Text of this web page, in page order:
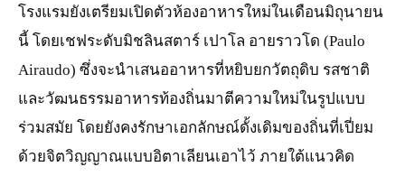
โรงแรมยังเตรียมเปิดตัวห้องอาหารใหม่ในเดือนมิถุนายน
นี้ โดยเชฟระดับมิชลินสตาร์ เปาโล อายราวโด (Paulo
Airaudo) ซึ่งจะนำเสนออาหารที่หยิบยกวัตถุดิบ รสชาติ
และวัฒนธรรมอาหารท้องถิ่นมาตีความใหม่ในรูปแบบ
ร่วมสมัย โดยยังคงรักษาเอกลักษณ์ดั้งเดิมของถิ่นที่เปี่ยม
ด้วยจิตวิญญาณแบบอิตาเลียนเอาไว้ ภายใต้แนวคิด